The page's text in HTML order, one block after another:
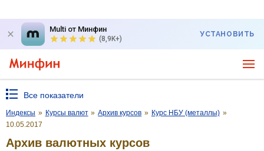
Multi от Минфин
(8,9K+)
УСТАНОВИТЬ
Все показатели
Индексы » Курсы валют » Архив курсов » Курс НБУ (металлы) »
10.05.2017
Архив валютных курсов